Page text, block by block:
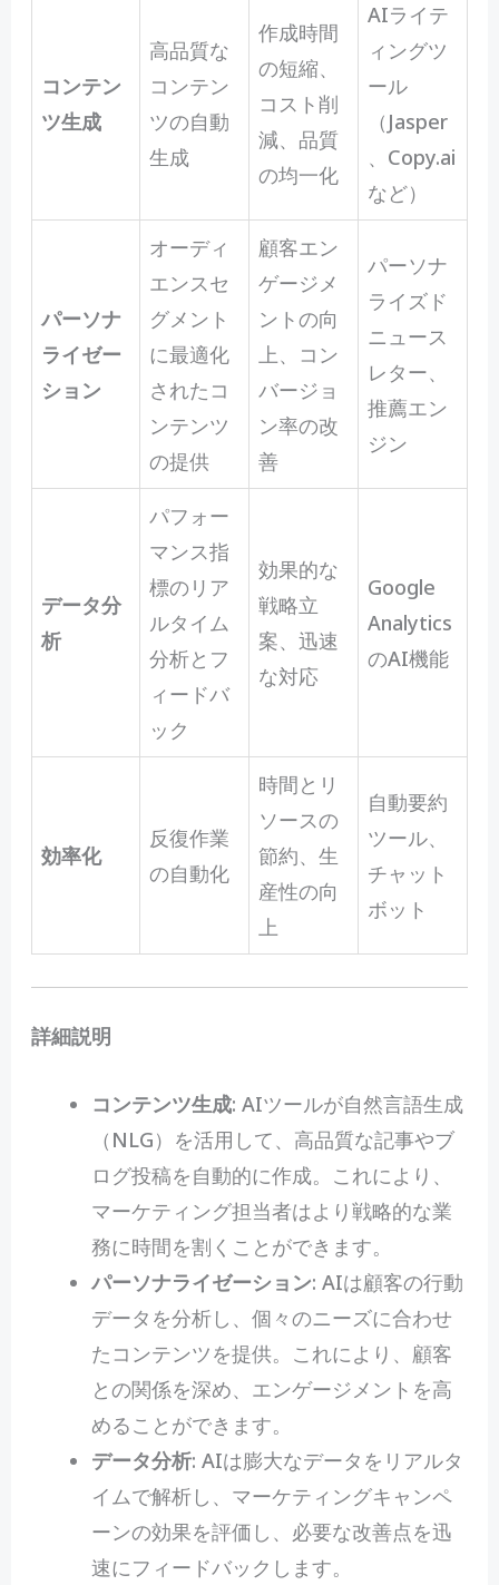
コンテン
ツ生成
高品質な
コンテン
ツの自動
生成
作成時間
の短縮、
コスト削
減、品質
の均一化
AIライテ
ィングツ
ール
（Jasper
、Copy.ai
など）
パーソナ
ライゼー
ション
オーディ
エンスセ
グメント
に最適化
されたコ
ンテンツ
の提供
顧客エン
ゲージメ
ントの向
上、コン
バージョ
ン率の改
善
パーソナ
ライズド
ニュース
レター、
推薦エン
ジン
データ分
析
パフォー
マンス指
標のリア
ルタイム
分析とフ
ィードバ
ック
効果的な
戦略立
案、迅速
な対応
Google
Analytics
のAI機能
効率化
反復作業
の自動化
時間とリ
ソースの
節約、生
産性の向
上
自動要約
ツール、
チャット
ボット
詳細説明
コンテンツ生成: AIツールが自然言語生成
（NLG）を活用して、高品質な記事やブ
ログ投稿を自動的に作成。これにより、
マーケティング担当者はより戦略的な業
務に時間を割くことができます。
パーソナライゼーション: AIは顧客の行動
データを分析し、個々のニーズに合わせ
たコンテンツを提供。これにより、顧客
との関係を深め、エンゲージメントを高
めることができます。
データ分析: AIは膨大なデータをリアルタ
イムで解析し、マーケティングキャンペ
ーンの効果を評価し、必要な改善点を迅
速にフィードバックします。